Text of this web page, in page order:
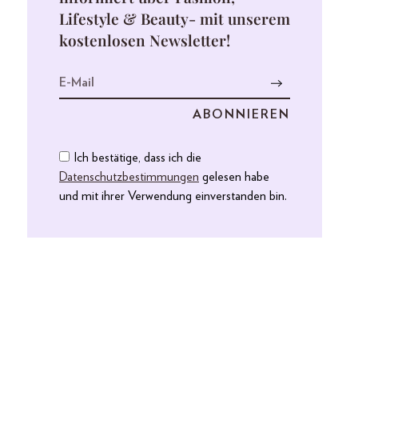
Lifestyle & Beauty- mit unserem
kostenlosen Newsletter!
Ich bestätige, dass ich die
Datenschutzbestimmungen gelesen habe
und mit ihrer Verwendung einverstanden bin.